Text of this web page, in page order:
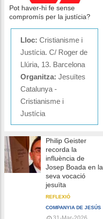
Pot haver-hi fe sense
compromís per la justícia?
Lloc: Cristianisme i
Justícia. C/ Roger de
Llúria, 13. Barcelona
Organitza: Jesuïtes
Catalunya -
Cristianisme i
Justícia
Philip Geister
recorda la
influència de
Josep Boada en la
seva vocació
jesuïta
REFLEXIÓ
COMPANYIA DE JESÚS